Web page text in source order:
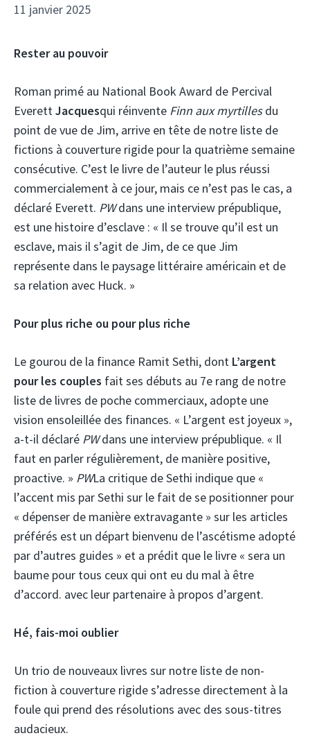
11 janvier 2025
Rester au pouvoir
Roman primé au National Book Award de Percival
EverettJacquesqui réinvente Finn aux myrtillesdu
point de vue de Jim, arrive en tête de notre liste de
fictions à couverture rigide pour la quatrième semaine
consécutive. C’est le livre de l’auteur le plus réussi
commercialement à ce jour, mais ce n’est pas le cas, a
déclaré Everett. PWdans une interview prépublique,
est une histoire d’esclave : « Il se trouve qu’il est un
esclave, mais il s’agit de Jim, de ce que Jim
représente dans le paysage littéraire américain et de
sa relation avec Huck. »
Pour plus riche ou pour plus riche
Le gourou de la finance Ramit Sethi, dont L’argent
pour les couples fait ses débuts au 7e rang de notre
liste de livres de poche commerciaux, adopte une
vision ensoleillée des finances. « L’argent est joyeux »,
a-t-il déclaré PWdans une interview prépublique. « Il
faut en parler régulièrement, de manière positive,
proactive. » PWLa critique de Sethi indique que «
l’accent mis par Sethi sur le fait de se positionner pour
« dépenser de manière extravagante » sur les articles
préférés est un départ bienvenu de l’ascétisme adopté
par d’autres guides » et a prédit que le livre « sera un
baume pour tous ceux qui ont eu du mal à être
d’accord. avec leur partenaire à propos d’argent.
Hé, fais-moi oublier
Un trio de nouveaux livres sur notre liste de non-
fiction à couverture rigide s’adresse directement à la
foule qui prend des résolutions avec des sous-titres
audacieux.